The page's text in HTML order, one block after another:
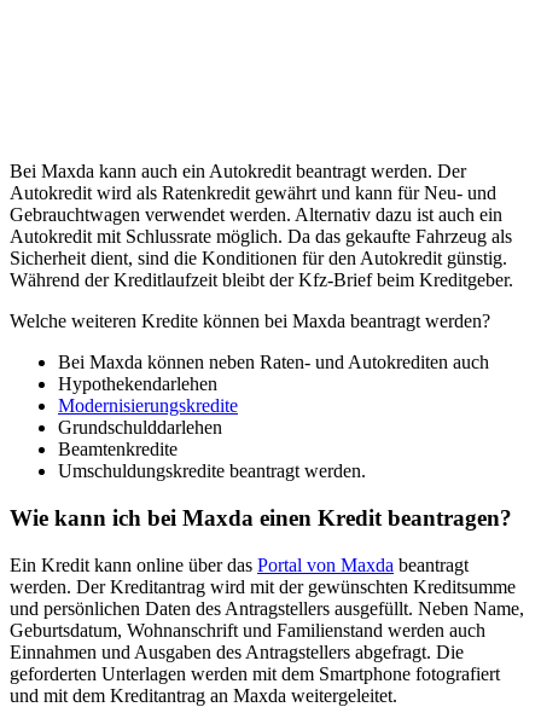
Bei Maxda kann auch ein Autokredit beantragt werden. Der
Autokredit wird als Ratenkredit gewährt und kann für Neu- und
Gebrauchtwagen verwendet werden. Alternativ dazu ist auch ein
Autokredit mit Schlussrate möglich. Da das gekaufte Fahrzeug als
Sicherheit dient, sind die Konditionen für den Autokredit günstig.
Während der Kreditlaufzeit bleibt der Kfz-Brief beim Kreditgeber.
Welche weiteren Kredite können bei Maxda beantragt werden?
Bei Maxda können neben Raten- und Autokrediten auch
Hypothekendarlehen
Modernisierungskredite
Grundschulddarlehen
Beamtenkredite
Umschuldungskredite beantragt werden.
Wie kann ich bei Maxda einen Kredit beantragen?
Ein Kredit kann online über das Portal von Maxda beantragt
werden. Der Kreditantrag wird mit der gewünschten Kreditsumme
und persönlichen Daten des Antragstellers ausgefüllt. Neben Name,
Geburtsdatum, Wohnanschrift und Familienstand werden auch
Einnahmen und Ausgaben des Antragstellers abgefragt. Die
geforderten Unterlagen werden mit dem Smartphone fotografiert
und mit dem Kreditantrag an Maxda weitergeleitet.